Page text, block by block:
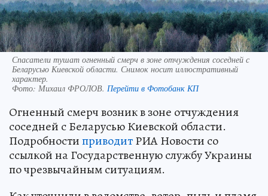
Спасатели тушат огненный смерч в зоне отчуждения соседней с
Беларусью Киевской области. Снимок носит иллюстративный
характер.
Фото: Михаил ФРОЛОВ. Перейти в Фотобанк КП
Огненный смерч возник в зоне отчуждения
соседней с Беларусью Киевской области.
ПодробностиприводитРИА Новости со
ссылкой на Государственную службу Украины
по чрезвычайным ситуациям.